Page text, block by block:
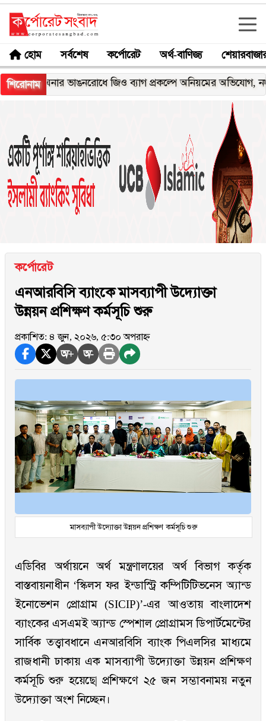
হোম সর্বশেষ কর্পোরেট অর্থ-বাণিজ্য
শিরোনামভাঙনরোধে জিও ব্যাগ প্রকল্পে অনিয়মের অভিযোগ, নদীরকূলে
কর্পোরেট
এনআরবিসি ব্যাংকে মাসব্যাপী উদ্যোক্তা
উন্নয়ন প্রশিক্ষণ কর্মসূচি শুরু
প্রকাশিত: ৪ জুন, ২০২৬, ৫:৩০ অপরাহ্ন
অ+ অ-
মাসব্যাপী উদ্যোক্তা উন্নয়ন প্রশিক্ষণ কর্মসূচি শুরু
এডিবির অর্থায়নে অর্থ মন্ত্রণালয়ের অর্থ বিভাগ কর্তৃক
বাস্তবায়নাধীন ‘স্কিলস ফর ইন্ডাস্ট্রি কম্পিটিটিভনেস অ্যান্ড
ইনোভেশন প্রোগ্রাম (SICIP)’-এর আওতায় বাংলাদেশ
ব্যাংকের এসএমই অ্যান্ড স্পেশাল প্রোগ্রামস ডিপার্টমেন্টের
সার্বিক তত্ত্বাবধানে এনআরবিসি ব্যাংক পিএলসির মাধ্যমে
রাজধানী ঢাকায় এক মাসব্যাপী উদ্যোক্তা উন্নয়ন প্রশিক্ষণ
কর্মসূচি শুরু হয়েছে| প্রশিক্ষণে ২৫ জন সম্ভাবনাময় নতুন
উদ্যোক্তা অংশ নিচ্ছেন।